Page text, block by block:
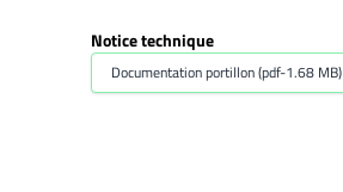
Notice technique
Documentation portillon (pdf-1.68 MB)